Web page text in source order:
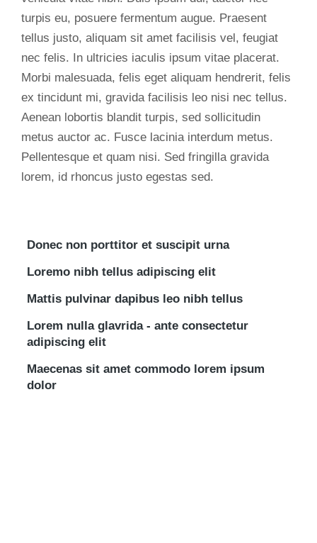
turpis eu, posuere fermentum augue. Praesent
tellus justo, aliquam sit amet facilisis vel, feugiat
nec felis. In ultricies iaculis ipsum vitae placerat.
Morbi malesuada, felis eget aliquam hendrerit, felis
ex tincidunt mi, gravida facilisis leo nisi nec tellus.
Aenean lobortis blandit turpis, sed sollicitudin
metus auctor ac. Fusce lacinia interdum metus.
Pellentesque et quam nisi. Sed fringilla gravida
lorem, id rhoncus justo egestas sed.
Donec non porttitor et suscipit urna
Loremo nibh tellus adipiscing elit
Mattis pulvinar dapibus leo nibh tellus
Lorem nulla glavrida - ante consectetur
adipiscing elit
Maecenas sit amet commodo lorem ipsum
dolor